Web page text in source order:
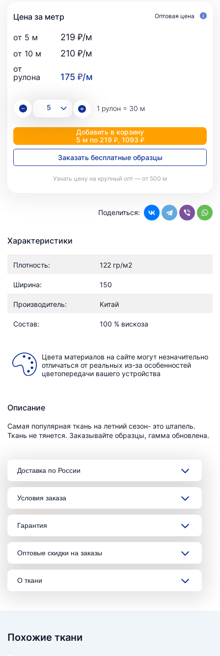
Цена за метр Оптовая цена
от 5 м 219 ₽/м
от 10 м 210 ₽/м
от
рулона
175 ₽/м
1 рулон = 30 м
Добавить в корзину
5 м по 219 ₽, 1093 ₽
Заказать бесплатные образцы
Узнать цену на крупный опт — от 500 м
Поделиться:
Характеристики
Плотность: 122 гр/м2
Ширина: 150
Производитель: Китай
Состав: 100 % вискоза
Цвета материалов на сайте могут незначительно
отличаться от реальных из-за особенностей
цветопередачи вашего устройства
Описание
Самая популярная ткань на летний сезон- это штапель.
Ткань не тянется. Заказывайте образцы, гамма обновлена.
Доставка по России
Условия заказа
Гарантия
Оптовые скидки на заказы
О ткани
Похожие ткани